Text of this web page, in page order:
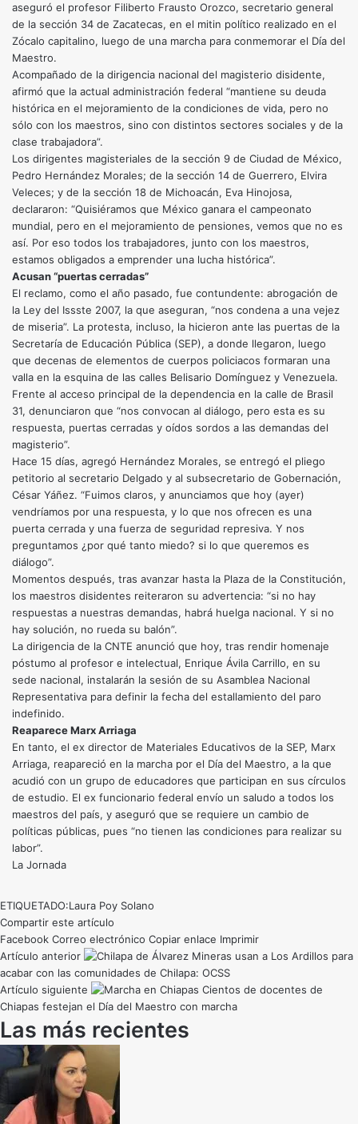
aseguró el profesor Filiberto Frausto Orozco, secretario general
de la sección 34 de Zacatecas, en el mitin político realizado en el
Zócalo capitalino, luego de una marcha para conmemorar el Día del
Maestro.
Acompañado de la dirigencia nacional del magisterio disidente,
afirmó que la actual administración federal “mantiene su deuda
histórica en el mejoramiento de la condiciones de vida, pero no
sólo con los maestros, sino con distintos sectores sociales y de la
clase trabajadora”.
Los dirigentes magisteriales de la sección 9 de Ciudad de México,
Pedro Hernández Morales; de la sección 14 de Guerrero, Elvira
Veleces; y de la sección 18 de Michoacán, Eva Hinojosa,
declararon: “Quisiéramos que México ganara el campeonato
mundial, pero en el mejoramiento de pensiones, vemos que no es
así. Por eso todos los trabajadores, junto con los maestros,
estamos obligados a emprender una lucha histórica”.
Acusan “puertas cerradas”
El reclamo, como el año pasado, fue contundente: abrogación de
la Ley del Issste 2007, la que aseguran, “nos condena a una vejez
de miseria”. La protesta, incluso, la hicieron ante las puertas de la
Secretaría de Educación Pública (SEP), a donde llegaron, luego
que decenas de elementos de cuerpos policiacos formaran una
valla en la esquina de las calles Belisario Domínguez y Venezuela.
Frente al acceso principal de la dependencia en la calle de Brasil
31, denunciaron que “nos convocan al diálogo, pero esta es su
respuesta, puertas cerradas y oídos sordos a las demandas del
magisterio”.
Hace 15 días, agregó Hernández Morales, se entregó el pliego
petitorio al secretario Delgado y al subsecretario de Gobernación,
César Yáñez. “Fuimos claros, y anunciamos que hoy (ayer)
vendríamos por una respuesta, y lo que nos ofrecen es una
puerta cerrada y una fuerza de seguridad represiva. Y nos
preguntamos ¿por qué tanto miedo? si lo que queremos es
diálogo”.
Momentos después, tras avanzar hasta la Plaza de la Constitución,
los maestros disidentes reiteraron su advertencia: “si no hay
respuestas a nuestras demandas, habrá huelga nacional. Y si no
hay solución, no rueda su balón”.
La dirigencia de la CNTE anunció que hoy, tras rendir homenaje
póstumo al profesor e intelectual, Enrique Ávila Carrillo, en su
sede nacional, instalarán la sesión de su Asamblea Nacional
Representativa para definir la fecha del estallamiento del paro
indefinido.
Reaparece Marx Arriaga
En tanto, el ex director de Materiales Educativos de la SEP, Marx
Arriaga, reapareció en la marcha por el Día del Maestro, a la que
acudió con un grupo de educadores que participan en sus círculos
de estudio. El ex funcionario federal envío un saludo a todos los
maestros del país, y aseguró que se requiere un cambio de
políticas públicas, pues “no tienen las condiciones para realizar su
labor”.
La Jornada
ETIQUETADO:Laura Poy Solano
Compartir este artículo
Facebook Correo electrónico Copiar enlace Imprimir
Artículo anterior
Mineras usan a Los Ardillos para
acabar con las comunidades de Chilapa: OCSS
Artículo siguiente
Cientos de docentes de
Chiapas festejan el Día del Maestro con marcha
Las más recientes